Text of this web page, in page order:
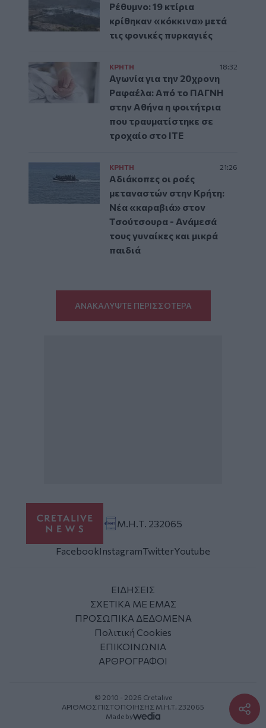
Ρέθυμνο: 19 κτίρια
κρίθηκαν «κόκκινα» μετά
τις φονικές πυρκαγιές
ΚΡΗΤΗ 18:32
Αγωνία για την 20χρονη
Ραφαέλα: Από το ΠΑΓΝΗ
στην Αθήνα η φοιτήτρια
που τραυματίστηκε σε
τροχαίο στο ΙΤΕ
ΚΡΗΤΗ 21:26
Αδιάκοπες οι ροές
μεταναστών στην Κρήτη:
Νέα «καραβιά» στον
Τσούτσουρα - Ανάμεσά
τους γυναίκες και μικρά
παιδιά
ΑΝΑΚΑΛΥΨΤΕ ΠΕΡΙΣΣΟΤΕΡΑ
Μ.Η.Τ. 232065
FacebookInstagramTwitterYoutube
ΕΙΔΗΣΕΙΣ
ΣΧΕΤΙΚΑ ΜΕ ΕΜΑΣ
ΠΡΟΣΩΠΙΚΑ ΔΕΔΟΜΕΝΑ
Πολιτική Cookies
ΕΠΙΚΟΙΝΩΝΙΑ
ΑΡΘΡΟΓΡΑΦΟΙ
© 2010 - 2026 Cretalive
ΑΡΙΘΜΟΣ ΠΙΣΤΟΠΟΙΗΣΗΣ Μ.Η.Τ. 232065
Made by